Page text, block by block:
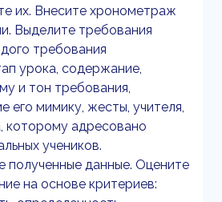
их. Внесите хронометраж
Выделите требования
требования
урока, содержание,
и тон требования,
мимику, жесты, учителя,
которому адресовано
учеников.
полученные данные. Оцените
на основе критериев: